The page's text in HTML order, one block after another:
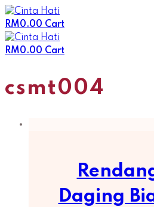
Skip
to
content
RM0.00 Cart
RM0.00 Cart
csmt004
Daging